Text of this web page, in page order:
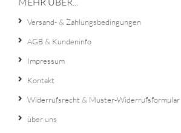
Versand- & Zahlungsbedingungen
AGB & Kundeninfo
Impressum
Kontakt
Widerrufsrecht & Muster-Widerrufsformular
über uns